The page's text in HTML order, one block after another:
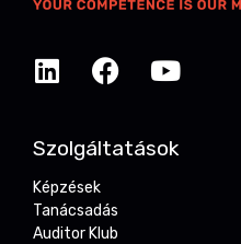
Szolgáltatások
Képzések
Tanácsadás
Auditor Klub